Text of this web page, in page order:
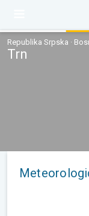
Republika Srpska ·
Trn